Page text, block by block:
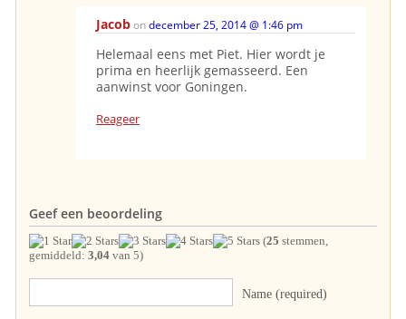
Jacobondecember 25, 2014 @ 1:46 pm
Helemaal eens met Piet. Hier wordt je
prima en heerlijk gemasseerd. Een
aanwinst voor Goningen.
Reageer
Geef een beoordeling
(25 stemmen,
gemiddeld: 3,04 van 5)
Name (required)